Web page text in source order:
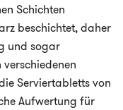
Schichten
beschichtet, daher
und sogar
Serviertabletts von
Aufwertung für